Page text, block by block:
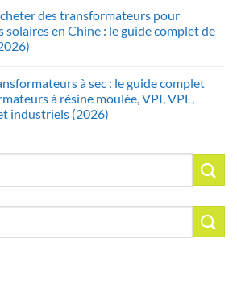
des transformateurs pour
en Chine : le guide complet de
à sec : le guide complet
à résine moulée, VPI, VPE,
industriels (2026)